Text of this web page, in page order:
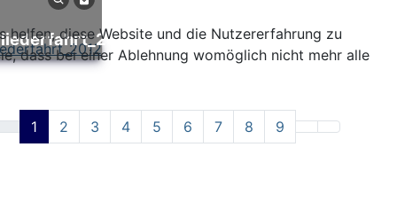
1 2 3 4 5 6 7 8 9
helfen, diese Website und die Nutzererfahrung zu
dass bei einer Ablehnung womöglich nicht mehr alle